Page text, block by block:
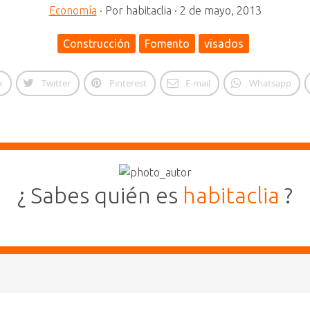
Economía · Por habitaclia · 2 de mayo, 2013
Construcción Fomento visados
Twitter Pinterest E-mail Whatsapp
¿ Sabes quién es habitaclia ?